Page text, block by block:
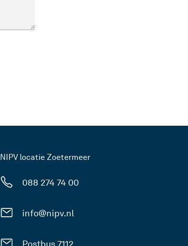
NIPV locatie Zoetermeer
088 274 74 00
info@nipv.nl
Postbus 7112